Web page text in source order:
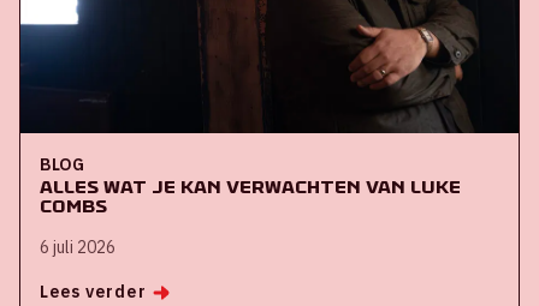
BLOG
Alles wat je kan verwachten van Luke
Combs
6 juli 2026
Lees verder